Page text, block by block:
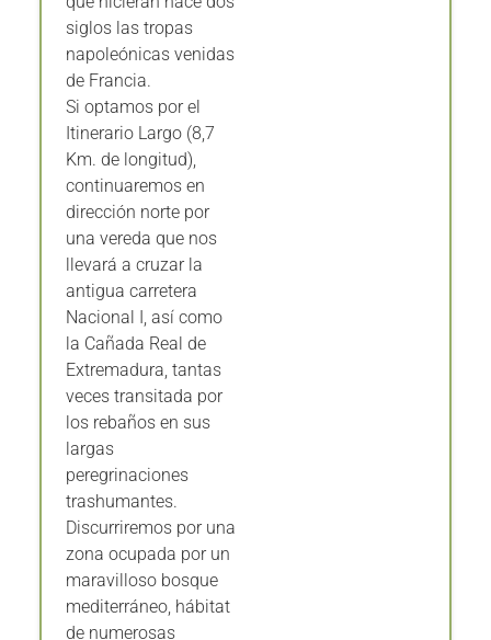
siglos las tropas
napoleónicas venidas
de Francia.
Si optamos por el
Itinerario Largo (8,7
Km. de longitud),
continuaremos en
dirección norte por
una vereda que nos
llevará a cruzar la
antigua carretera
Nacional I, así como
la Cañada Real de
Extremadura, tantas
veces transitada por
los rebaños en sus
largas
peregrinaciones
trashumantes.
Discurriremos por una
zona ocupada por un
maravilloso bosque
mediterráneo, hábitat
de numerosas